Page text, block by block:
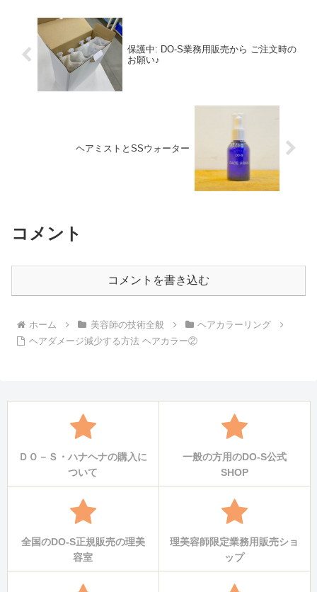
保護中: DO-S業務用販売から ご注文時の
お願い♪
ヘアミストとSSウォーター
コメント
コメントを書き込む
ホーム 美容師の技術全般
ヘアカラーリング
ヘアダメージ減少する方法 ヘアカラー②
ＤＯ－Ｓ・ハナヘナの購入に
ついて
一般の方用のDO-S公式
SHOP
全国のDO-S正規販売の理美
容室
理美容師限定業務用販売ショ
ップ